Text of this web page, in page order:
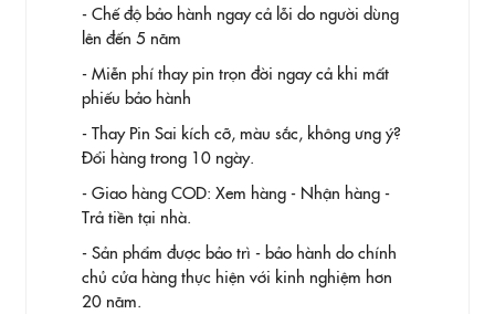
- Chế độ bảo hành ngay cả lỗi do người dùng
lên đến 5 năm
- Miễn phí thay pin trọn đời ngay cả khi mất
phiếu bảo hành
- Thay Pin Sai kích cỡ, màu sắc, không ưng ý?
Đổi hàng trong 10 ngày.
- Giao hàng COD: Xem hàng - Nhận hàng -
Trả tiền tại nhà.
- Sản phẩm được bảo trì - bảo hành do chính
chủ cửa hàng thực hiện với kinh nghiệm hơn
20 năm.